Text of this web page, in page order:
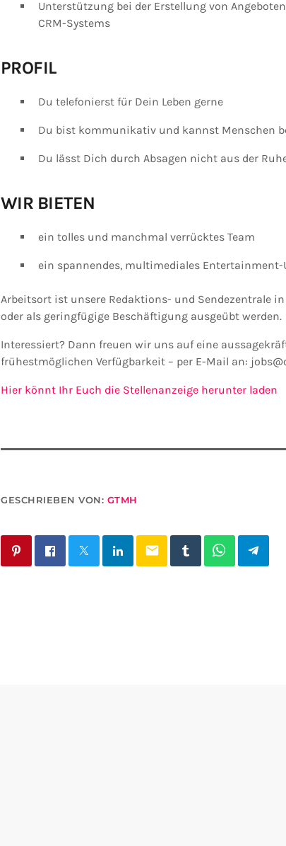
Unterstützung bei der Erstellung von
CRM-Systems
PROFIL
Du telefonierst für Dein Leben gerne
Du bist kommunikativ und kannst Menschen
Du lässt Dich durch Absagen nicht aus der
WIR BIETEN
ein tolles und manchmal verrücktes Team
ein spannendes, multimediales Entertainment-
Arbeitsort ist unsere Redaktions- und Sendezentrale
oder als geringfügige Beschäftigung ausgeübt werden.
Interessiert? Dann freuen wir uns auf eine
frühestmöglichen Verfügbarkeit – per E-Mail an:
Hier könnt Ihr Euch die Stellenanzeige herunter laden
GESCHRIEBEN VON: GTMH
email